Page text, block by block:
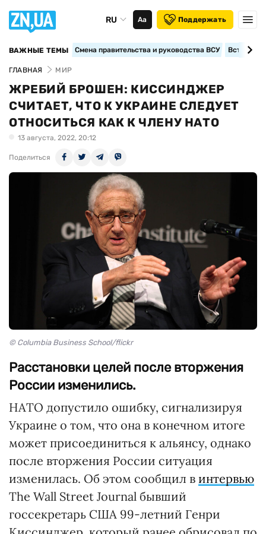
RU Аа Поддержать
ВАЖНЫЕ ТЕМЫ Смена правительства и руководства ВСУ
ГЛАВНАЯ МИР
ЖРЕБИЙ БРОШЕН: КИССИНДЖЕР
СЧИТАЕТ, ЧТО К УКРАИНЕ СЛЕДУЕТ
ОТНОСИТЬСЯ КАК К ЧЛЕНУ НАТО
13 августа, 2022, 20:12
Поделиться
© Columbia Business School/flickr
Расстановки целей после вторжения
России изменились.
НАТО допустило ошибку, сигнализируя
Украине о том, что она в конечном итоге
может присоединиться к альянсу, однако
после вторжения России ситуация
изменилась. Об этом сообщил в интервью
The Wall Street Journal бывший
госсекретарь США 99-летний Генри